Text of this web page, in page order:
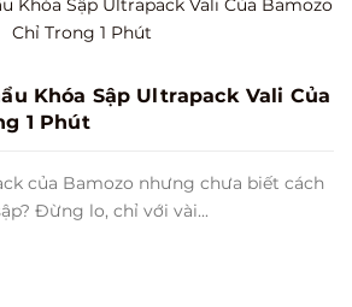
Khóa Sập Ultrapack Vali Của
1 Phút
của Bamozo nhưng chưa biết cách
Đừng lo, chỉ với vài...